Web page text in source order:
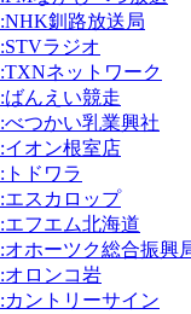
:NHK釧路放送局
:STVラジオ
:TXNネットワーク
:ばんえい競走
:べつかい乳業興社
:イオン根室店
:トドワラ
:エスカロップ
:エフエム北海道
:オホーツク総合振興
:オロンコ岩
:カントリーサイン